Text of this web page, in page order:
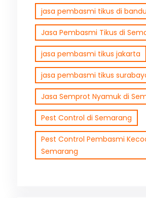
jasa pembasmi tikus di
Jasa Pembasmi Tikus di
jasa pembasmi tikus jakarta
jasa pembasmi tikus
Jasa Semprot Nyamuk di
Pest Control di Semarang
Pest Control Pembasmi
Semarang